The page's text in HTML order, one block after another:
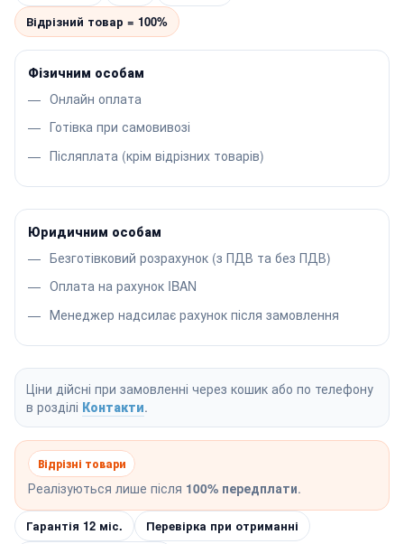
Відрізний товар = 100%
Фізичним особам
Онлайн оплата
Готівка при самовивозі
Післяплата (крім відрізних товарів)
Юридичним особам
Безготівковий розрахунок (з ПДВ та без ПДВ)
Оплата на рахунок IBAN
Менеджер надсилає рахунок після замовлення
Ціни дійсні при замовленні через кошик або по телефону
в розділі Контакти.
Відрізні товари
Реалізуються лише після 100% передплати.
Гарантія 12 міс. Перевірка при отриманні